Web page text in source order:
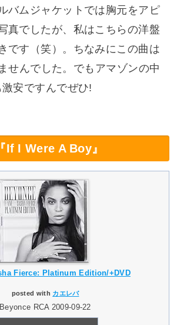
バムジャケットでは胸元をアピ
真でしたが、私はこちらの洋盤
です（笑）。ちなみにこの曲は
せんでした。でもアマゾンの中
安ですんでぜひ!
If I Were A Boy』
Fierce: Platinum Edition/+DVD
posted with カエレバ
Beyonce RCA 2009-09-22